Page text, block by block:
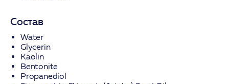
Состав
Water
Glycerin
Kaolin
Bentonite
Propanediol